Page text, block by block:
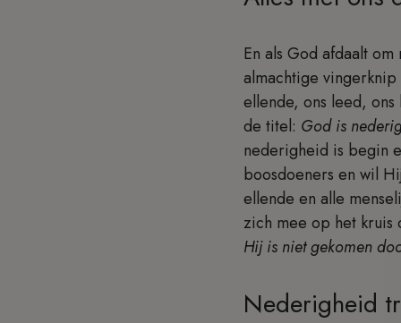
En als God afdaalt
almachtige
ellende, ons leed,
de titel: God is
nederigheid is begin
boosdoeners en wil
ellende en alle
zich mee op het kruis
Hij is niet gekomen
Nederigheid